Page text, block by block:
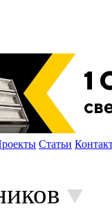
Статьи